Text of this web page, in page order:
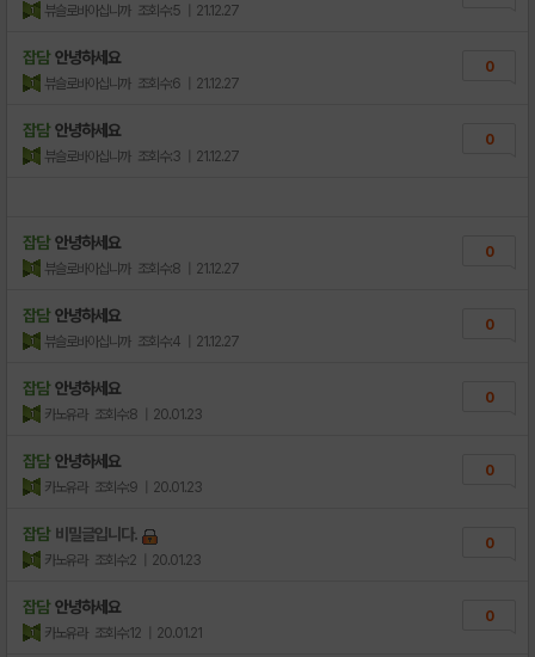
뷰슬로바아십니까 조회수:5 | 21.12.27
잡담 안녕하세요
뷰슬로바아십니까 조회수:6 | 21.12.27
0
잡담 안녕하세요
뷰슬로바아십니까 조회수:3 | 21.12.27
0
잡담 안녕하세요
뷰슬로바아십니까 조회수:8 | 21.12.27
0
잡담 안녕하세요
뷰슬로바아십니까 조회수:4 | 21.12.27
0
잡담 안녕하세요
카노유라 조회수:8 | 20.01.23
0
잡담 안녕하세요
카노유라 조회수:9 | 20.01.23
0
잡담 비밀글입니다.
카노유라 조회수:2 | 20.01.23
0
잡담 안녕하세요
카노유라 조회수:12 | 20.01.21
0